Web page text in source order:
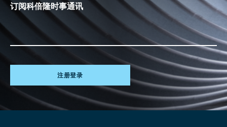
订阅科倍隆时事通讯
注册登录